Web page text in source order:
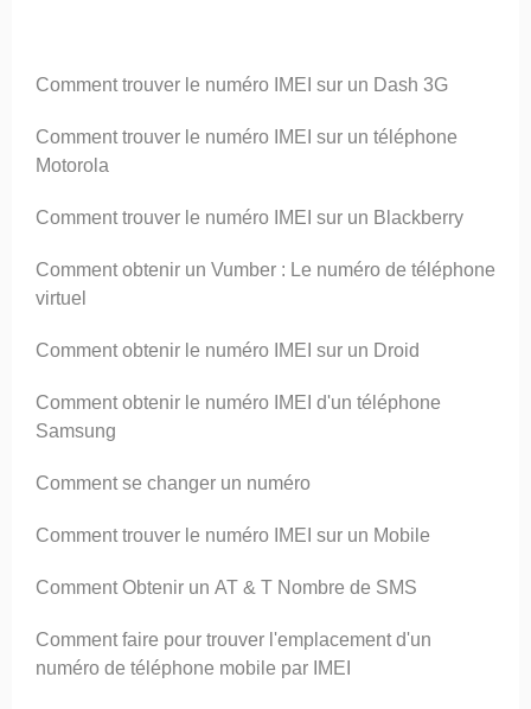
Comment trouver le numéro IMEI sur un Dash 3G
Comment trouver le numéro IMEI sur un téléphone
Motorola
Comment trouver le numéro IMEI sur un Blackberry
Comment obtenir un Vumber : Le numéro de téléphone
virtuel
Comment obtenir le numéro IMEI sur un Droid
Comment obtenir le numéro IMEI d'un téléphone
Samsung
Comment se changer un numéro
Comment trouver le numéro IMEI sur un Mobile
Comment Obtenir un AT & T Nombre de SMS
Comment faire pour trouver l'emplacement d'un
numéro de téléphone mobile par IMEI